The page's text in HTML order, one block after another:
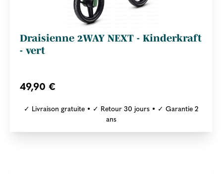
Draisienne 2WAY NEXT - Kinderkraft
- vert
49,90 €
✓ Livraison gratuite • ✓ Retour 30 jours • ✓ Garantie 2
ans